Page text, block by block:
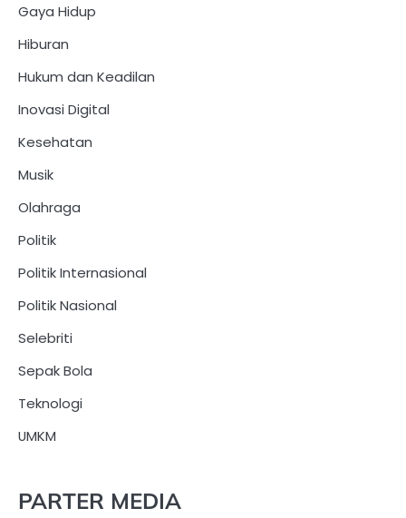
Gaya Hidup
Hiburan
Hukum dan Keadilan
Inovasi Digital
Kesehatan
Musik
Olahraga
Politik
Politik Internasional
Politik Nasional
Selebriti
Sepak Bola
Teknologi
UMKM
PARTER MEDIA